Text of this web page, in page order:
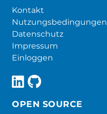
Kontakt
Nutzungsbedingungen
Datenschutz
Impressum
Einloggen
OPEN SOURCE